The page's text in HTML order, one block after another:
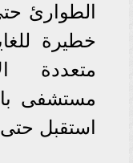
الطوارئ
خطيرة
متعددة
مستشفى
استقبل حتى الآن